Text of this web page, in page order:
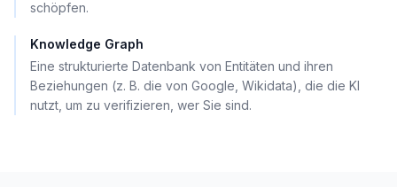
schöpfen.
Knowledge Graph
Eine strukturierte Datenbank von Entitäten und ihren
Beziehungen (z. B. die von Google, Wikidata), die die KI
nutzt, um zu verifizieren, wer Sie sind.